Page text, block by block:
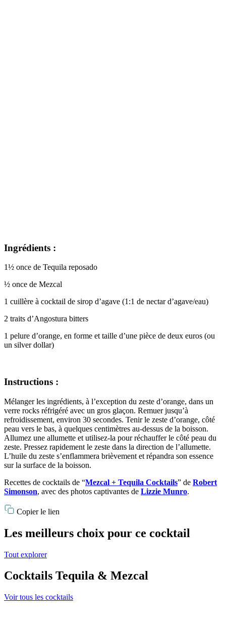
Ingrédients :
1½ once de Tequila reposado
½ once de Mezcal
1 cuillère à cocktail de sirop d’agave (1:1 de nectar d’agave/eau)
2 traits d’Angostura bitters
1 pelure d’orange, en forme et taille d’une pièce de deux euros (ou
un silver dollar)
Instructions :
Mélanger les ingrédients, à l’exception du zeste d’orange, dans un
verre rocks réfrigéré avec un gros glaçon. Remuer jusqu’à
refroidissement, environ 30 secondes. Tenir le zeste d’orange, côté
peau vers le bas, à quelques centimètres au-dessus de la boisson.
Allumez une allumette et utilisez-la pour réchauffer le côté peau du
zeste. Pressez rapidement le zeste dans la direction de l’allumette.
L’huile du zeste s’enflammera brièvement et répandra son essence
sur la surface de la boisson.
Recettes de cocktails de “Mezcal + Tequila Cocktails” de Robert
Simonson, avec des photos captivantes de Lizzie Munro.
Copier le lien
Les meilleurs choix pour ce cocktail
Tout explorer
Cocktails Tequila & Mezcal
Voir tous les cocktails